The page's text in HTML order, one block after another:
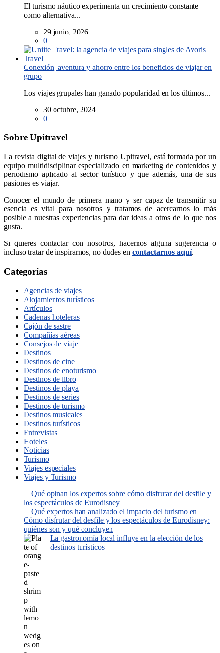
El turismo náutico experimenta un crecimiento constante
como alternativa...
29 junio, 2026
0
Conexión, aventura y ahorro entre los beneficios de viajar en
grupo
Los viajes grupales han ganado popularidad en los últimos...
30 octubre, 2024
0
Sobre Upitravel
La revista digital de viajes y turismo Upitravel, está formada por un
equipo multidisciplinar especializado en marketing de contenidos y
periodismo aplicado al sector turístico y que además, una de sus
pasiones es viajar.
Conocer el mundo de primera mano y ser capaz de transmitir su
esencia es vital para nosotros y tratamos de acercarnos lo más
posible a nuestras experiencias para dar ideas a otros de lo que nos
gusta.
Si quieres contactar con nosotros, hacernos alguna sugerencia o
incluso tratar de inspirarnos, no dudes en contactarnos aquí.
Categorías
Agencias de viajes
Alojamientos turísticos
Artículos
Cadenas hoteleras
Cajón de sastre
Compañías aéreas
Consejos de viaje
Destinos
Destinos de cine
Destinos de enoturismo
Destinos de libro
Destinos de playa
Destinos de series
Destinos de turismo
Destinos musicales
Destinos turísticos
Entrevistas
Hoteles
Noticias
Turismo
Viajes especiales
Viajes y Turismo
Qué opinan los expertos sobre cómo disfrutar del desfile y
los espectáculos de Eurodisney
Qué expertos han analizado el impacto del turismo en
Cómo disfrutar del desfile y los espectáculos de Eurodisney:
quiénes son y qué concluyen
La gastronomía local influye en la elección de los
destinos turísticos